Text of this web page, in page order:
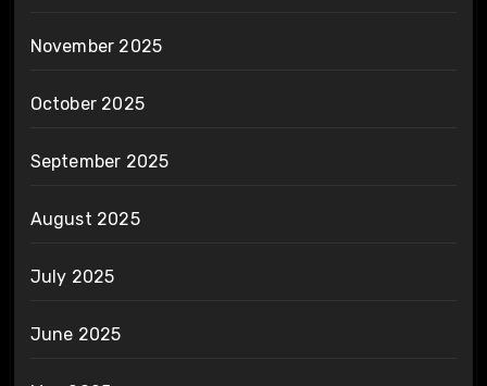
November 2025
October 2025
September 2025
August 2025
July 2025
June 2025